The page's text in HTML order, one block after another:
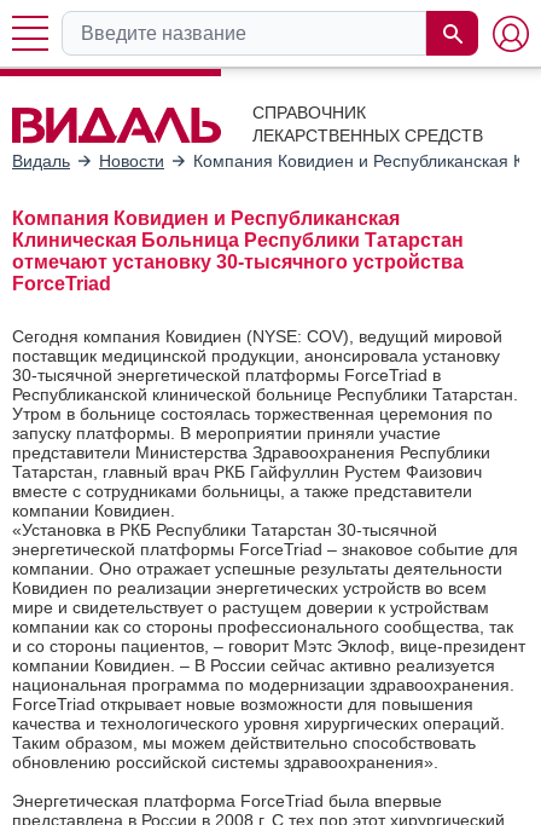
СПРАВОЧНИК
ЛЕКАРСТВЕННЫХ СРЕДСТВ
Видаль
Новости Компания Ковидиен и Республиканская
Компания Ковидиен и Республиканская
Клиническая Больница Республики Татарстан
отмечают установку 30-тысячного устройства
ForceTriad
Сегодня компания Ковидиен (NYSE: COV), ведущий мировой
поставщик медицинской продукции, анонсировала установку
30-тысячной энергетической платформы ForceTriad в
Республиканской клинической больнице Республики Татарстан.
Утром в больнице состоялась торжественная церемония по
запуску платформы. В мероприятии приняли участие
представители Министерства Здравоохранения Республики
Татарстан, главный врач РКБ Гайфуллин Рустем Фаизович
вместе с сотрудниками больницы, а также представители
компании Ковидиен.
«Установка в РКБ Республики Татарстан 30-тысячной
энергетической платформы ForceTriad – знаковое событие для
компании. Оно отражает успешные результаты деятельности
Ковидиен по реализации энергетических устройств во всем
мире и свидетельствует о растущем доверии к устройствам
компании как со стороны профессионального сообщества, так
и со стороны пациентов, – говорит Мэтс Эклоф, вице-президент
компании Ковидиен. – В России сейчас активно реализуется
национальная программа по модернизации здравоохранения.
ForceTriad открывает новые возможности для повышения
качества и технологического уровня хирургических операций.
Таким образом, мы можем действительно способствовать
обновлению российской системы здравоохранения».
Энергетическая платформа ForceTriad была впервые
представлена в России в 2008 г. С тех пор этот хирургический